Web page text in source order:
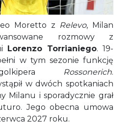
Moretto z Relevo, Milan
rozmowy z
Lorenzo Torrianiego. 19-
w tym sezonie funkcję
Rossonerich.
w dwóch spotkaniach
Milanu i sporadycznie grał
Jego obecna umowa
2027 roku.